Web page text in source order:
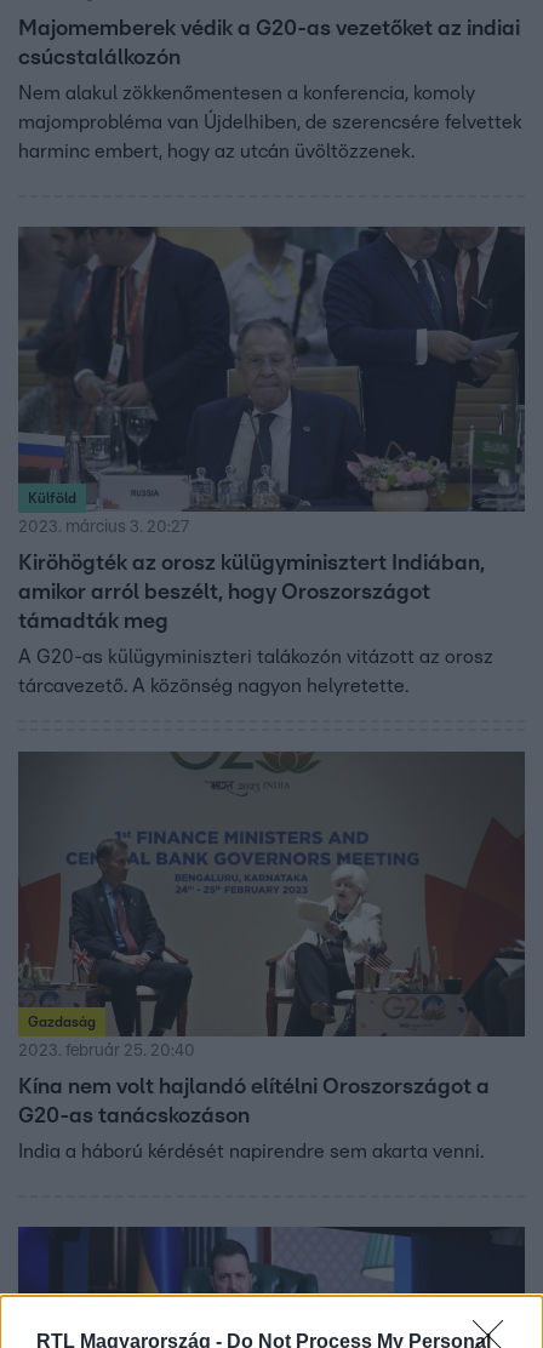
RTL Magyarország - Do Not Process My Personal
Majomemberek védik a G20-as vezetőket az indiai
csúcstalálkozón
Nem alakul zökkenőmentesen a konferencia, komoly
majomprobléma van Újdelhiben, de szerencsére felvettek
harminc embert, hogy az utcán üvöltözzenek.
Külföld
2023. március 3. 20:27
Kiröhögték az orosz külügyminisztert Indiában,
amikor arról beszélt, hogy Oroszországot
támadták meg
A G20-as külügyminiszteri talákozón vitázott az orosz
tárcavezető. A közönség nagyon helyretette.
Gazdaság
2023. február 25. 20:40
Kína nem volt hajlandó elítélni Oroszországot a
G20-as tanácskozáson
India a háború kérdését napirendre sem akarta venni.